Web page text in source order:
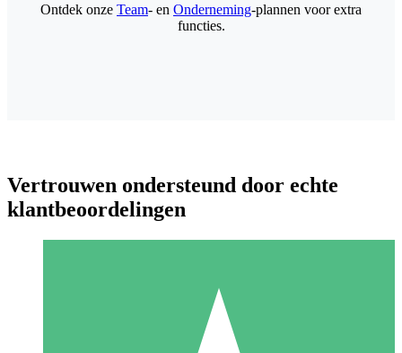
Individuele Creditpakketten
Ontdek onze Team- en Onderneming-plannen voor extra
functies.
Vertrouwen ondersteund door echte
klantbeoordelingen